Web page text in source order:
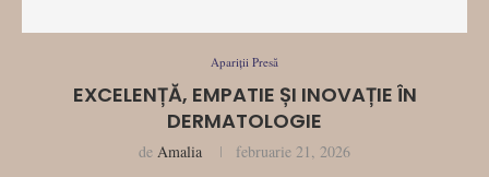
Apariții Presă
EXCELENȚĂ, EMPATIE ȘI INOVAȚIE ÎN
DERMATOLOGIE
de Amalia februarie 21, 2026